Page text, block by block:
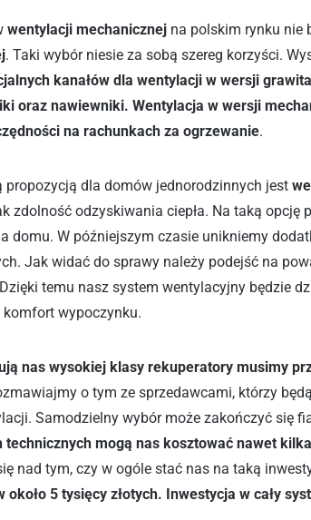
wentylacji mechanicznej na polskim rynku nie
. Taki wybór niesie za sobą szereg korzyści.
kanałów dla wentylacji w wersji
oraz nawiewniki. Wentylacja w wersji
na rachunkach za ogrzewanie.
propozycją dla domów jednorodzinnych jest
zdolność odzyskiwania ciepła. Na taką
domu. W późniejszym czasie unikniemy
Jak widać do sprawy należy podejść na
temu nasz system wentylacyjny będzie
komfort wypoczynku.
nas wysokiej klasy rekuperatory musimy
o tym ze sprzedawcami, którzy
Samodzielny wybór może zakończyć się
technicznych mogą nas kosztować nawet
nad tym, czy w ogóle stać nas na taką
około 5 tysięcy złotych. Inwestycja w cały